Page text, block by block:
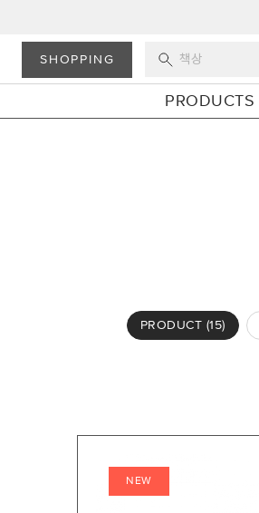
SHOPPING
PRODUCTS
PRODUCT (15)
NEW